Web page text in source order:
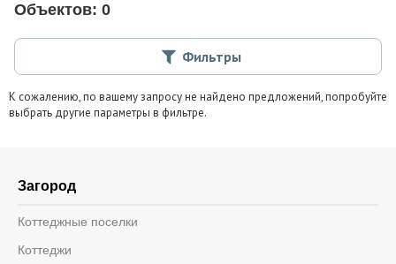
Объектов: 0
Фильтры
К сожалению, по вашему запросу не найдено предложений, попробуйте
выбрать другие параметры в фильтре.
Загород
Коттеджные поселки
Коттеджи